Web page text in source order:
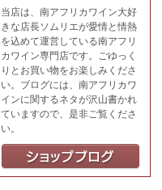
当店は、南アフリカワイン大好
きな店長ソムリエが愛情と情熱
を込めて運営している南アフリ
カワイン専門店です。ごゆっく
りとお買い物をお楽しみくださ
い。ブログには、南アフリカワ
インに関するネタが沢山書かれ
ていますので、是非ご覧くださ
い。